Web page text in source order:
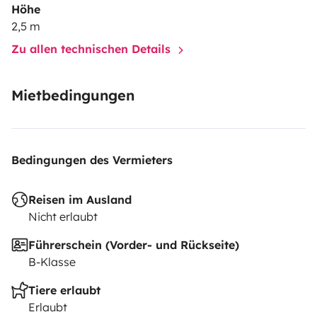
teintées spécifiques aux vans aménagés, pour profiter
de la vue tout en préservant votre intimité.
Höhe
2,5 m
Zu allen technischen Details
Mietbedingungen
Bedingungen des Vermieters
Reisen im Ausland
Nicht erlaubt
Führerschein (Vorder- und Rückseite)
B-Klasse
Tiere erlaubt
Erlaubt